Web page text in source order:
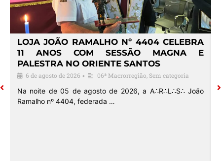
LOJA JOÃO RAMALHO Nº 4404 CELEBRA
11 ANOS COM SESSÃO MAGNA E
PALESTRA NO ORIENTE SANTOS
6 de agosto de 2026 • 06ª Macrorregião Sem categoria
Na noite de 05 de agosto de 2026, a A∴R∴L∴S∴ João
Ramalho nº 4404, federada …